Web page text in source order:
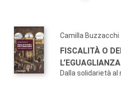
Camilla Buzzacchi
FISCALITÀ O
L’EGUAGLIANZA
Dalla solidarietà